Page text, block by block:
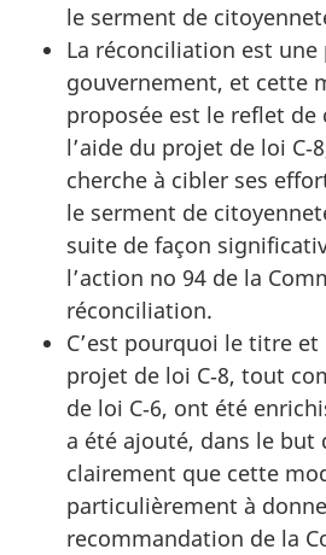
le serment de
La réconciliation est
gouvernement, et cette
proposée est le reflet de
l’aide du projet de loi
cherche à cibler ses
le serment de
suite de façon
l’action no 94 de la
réconciliation.
C’est pourquoi le titre
projet de loi C‑8, tout
de loi C‑6, ont été
a été ajouté, dans le but
clairement que cette
particulièrement à
recommandation de la